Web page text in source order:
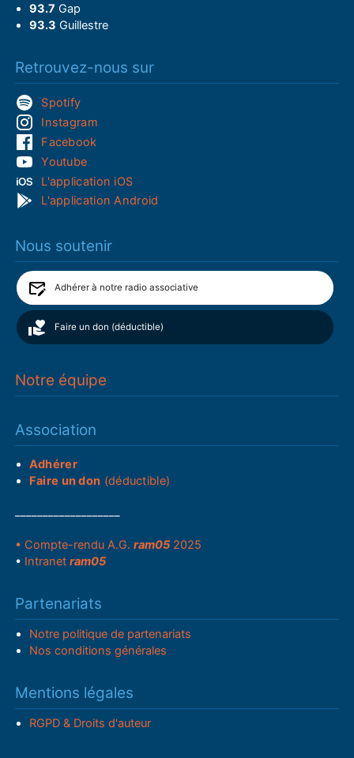
93.7 Gap
93.3 Guillestre
Retrouvez-nous sur
Spotify
Instagram
Facebook
Youtube
L'application iOS
L'application Android
Nous soutenir
Adhérer à notre radio associative
Faire un don (déductible)
Notre équipe
Association
Adhérer
Faire un don (déductible)
• Compte-rendu A.G.ram05 2025
• Intranetram05
Partenariats
Notre politique de partenariats
Nos conditions générales
Mentions légales
RGPD & Droits d'auteur